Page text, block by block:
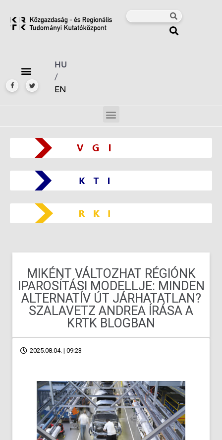
HU
/
EN
MIKÉNT VÁLTOZHAT RÉGIÓNK
IPAROSÍTÁSI MODELLJE: MINDEN
ALTERNATÍV ÚT JÁRHATATLAN?
SZALAVETZ ANDREA ÍRÁSA A
KRTK BLOGBAN
2025.08.04. | 09:23